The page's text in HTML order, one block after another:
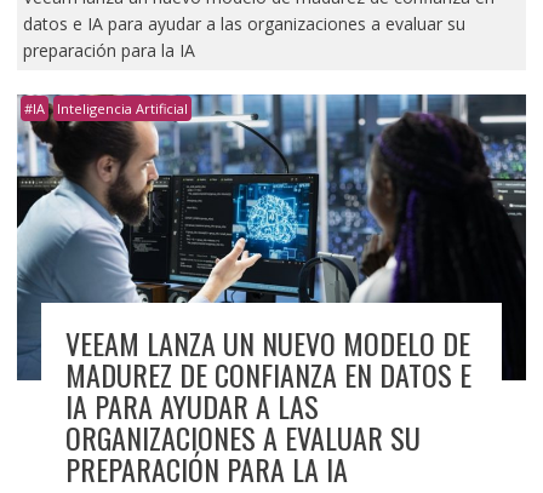
datos e IA para ayudar a las organizaciones a evaluar su
preparación para la IA
#IA Inteligencia Artificial
VEEAM LANZA UN NUEVO MODELO DE
MADUREZ DE CONFIANZA EN DATOS E
IA PARA AYUDAR A LAS
ORGANIZACIONES A EVALUAR SU
PREPARACIÓN PARA LA IA